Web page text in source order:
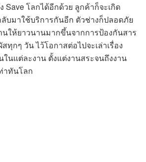
Save โลกได้อีกด้วย ลูกค้าก็จะเกิด
บมาใช้บริการกันอีก ตัวช่างก็ปลอดภัย
นให้ยาวนานมากขึ้นจากการป้องกันสาร
ทุกๆ วัน ไว้โอกาสต่อไปจะเล่าเรื่อง
นแต่ละงาน ตั้งแต่งานสระจนถึงงาน
าทันโลก